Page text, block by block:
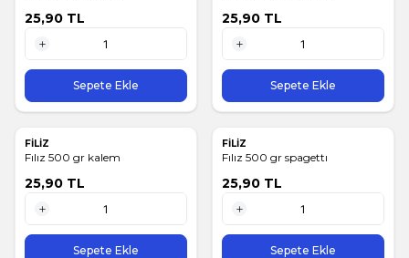
25,90 TL
1 Adet
Sepete Ekle
25,90 TL
1 Adet
Sepete Ekle
FİLİZ
Fılız 500 gr kalem
25,90 TL
1 Adet
Sepete Ekle
FİLİZ
Fılız 500 gr spagettı
25,90 TL
1 Adet
Sepete Ekle